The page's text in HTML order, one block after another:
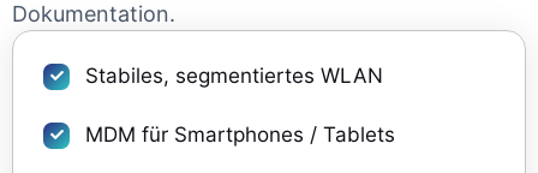
Dokumentation.
Stabiles, segmentiertes WLAN
MDM für Smartphones / Tablets